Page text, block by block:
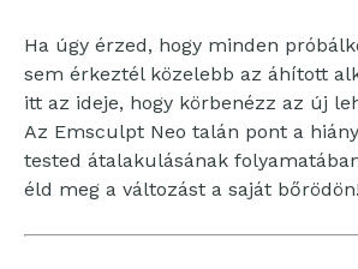
Ha úgy érzed, hogy minden
sem érkeztél közelebb az áhított
itt az ideje, hogy körbenézz az új
Az Emsculpt Neo talán pont a
tested átalakulásának
éld meg a változást a saját bőrödön!